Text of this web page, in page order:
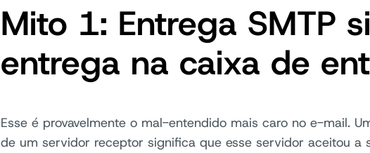
Mito 1: Entrega SMTP
entrega na caixa de
Esse é provavelmente o mal-entendido mais caro no e-mail.
de um servidor receptor significa que esse servidor aceitou a